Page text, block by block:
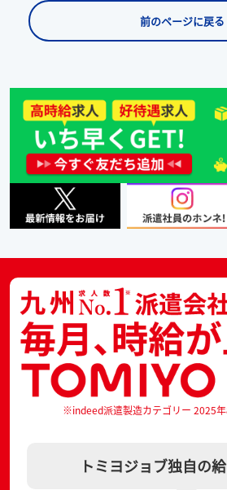
前のページに戻る
※indeed派遣製造カテゴリー 2025
トミヨジョブ独自の